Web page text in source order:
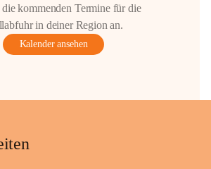
die kommenden Termine für die
in deiner Region an.
Kalender ansehen